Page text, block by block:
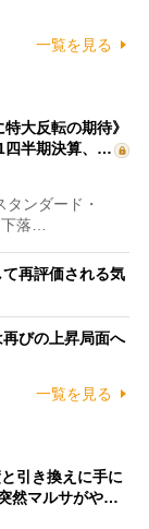
一覧を見る
大反転の期待》
四半期決算、…
ンダード・
下落…
再評価される気
びの上昇局面へ
一覧を見る
引き換えに手に
然マルサがや…